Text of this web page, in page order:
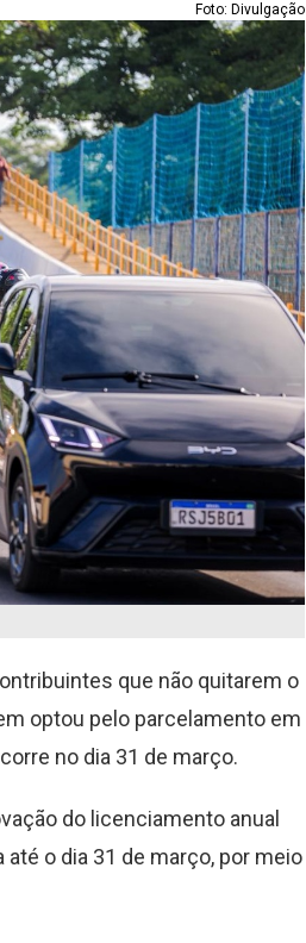
Foto: Divulgação
que não quitarem o
optou pelo parcelamento em
no dia 31 de março.
do licenciamento anual
o dia 31 de março, por meio